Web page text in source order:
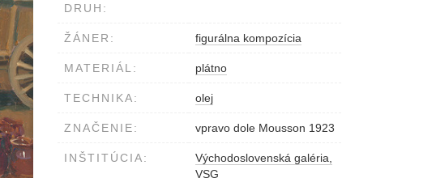
DRUH:
ŽÁNER: figurálna kompozícia
MATERIÁL: plátno
TECHNIKA: olej
ZNAČENIE: vpravo dole Mousson 1923
INŠTITÚCIA:
Východoslovenská galéria,
VSG